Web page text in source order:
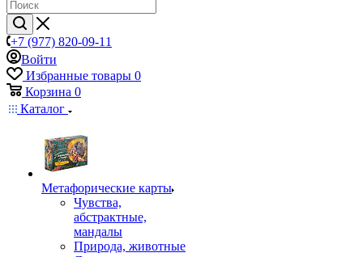
+7 (977) 820-09-11
Войти
Избранные товары 0
Корзина 0
Каталог
Mетафорические карты
Чувства,
абстрактные,
мандалы
Природа, животные